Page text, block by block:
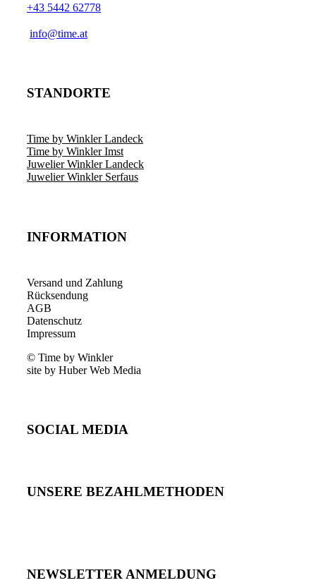
+43 5442 62778
info@time.at
STANDORTE
Time by Winkler Landeck
Time by Winkler Imst
Juwelier Winkler Landeck
Juwelier Winkler Serfaus
INFORMATION
Versand und Zahlung
Rücksendung
AGB
Datenschutz
Impressum
© Time by Winkler
site by Huber Web Media
SOCIAL MEDIA
UNSERE BEZAHLMETHODEN
NEWSLETTER ANMELDUNG